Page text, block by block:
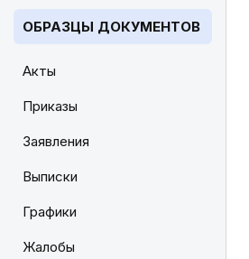
ОБРАЗЦЫ ДОКУМЕНТОВ
Акты
Приказы
Заявления
Выписки
Графики
Жалобы